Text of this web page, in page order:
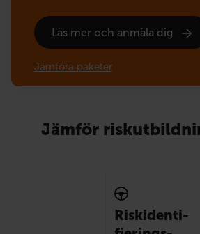
Läs mer och anmäla dig
Jämföra paketer
Jämför
Risk­identi­